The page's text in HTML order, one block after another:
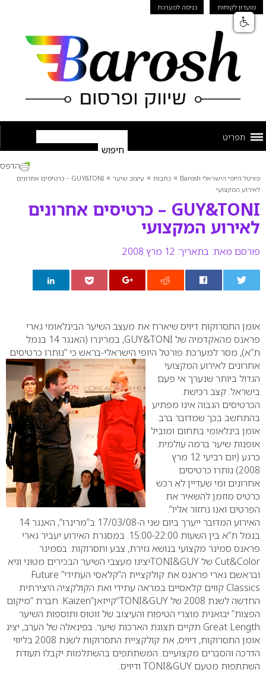
מועדון לקוחות כניסה למערכת
תפריט
פורטל היופי הישראלי Barosh » כתבות » עיצוב שיער »
GUY&TONI – כרטיסים אחרונים
לאירוע המקצועי
GUY&TONI – כרטיסים אחרונים
לאירוע המקצועי
פורסם מאת: בתאריך: 12 מרץ 2008
הדפס
אומן התסרוקות דיויס שיארח את מעצב השיער הבינלאומי גארי
פראנס מהאקדמיה של TONI
&
GUY
, במרינרו (האנגר 14 בנמל
ת”א), מסר למערכת פורטל היופי הישראלי-בראש כי “נותרו כרטיסים
אחרונים לאירוע המקצועי
הגדול ביותר שנערך אי פעם
בישראל. קצב רכישת
הכרטיסים הגבוה אינו מפתיע
בהתחשב בכך שמדובר ברב
אומן בינלאומי בתחום ומוביל
אופנות שיער ברמה עולמית.
כרגע (יום רביעי 12 מרץ
2008) נותרו כרטיסים
אחרונים ומי שעדיין לא רכש
כרטיס מוזמן להשאיר את
הפרטים ואנו נחזור אליו”.
האירוע המדובר ייערך ביום שני ה-17/03/08 ב”מרינרו”, האנגר 14
בנמל ת”א בין השעות 15:00-22:00. במסגרת האירוע יעביר גארי
פראנס סמינר מקצועי בנושא גזירת, צבע ותסרוקות. בסמינר
Cut&Color של TONI&GUY
יציגו מעצבי השיער הבכירים מטוני וגיא
ובראשם גארי פראנס את קולקציית ה”קלאסי העתידי” Future
Classics קווים קלאסיים במראה עתידי ואת הקולקציה היצירתית
החדשה לשנת 2008 של
TONI&GUY “קייזאן”Kaizen. חברת “מיקום
הפצות” יבואנית מוצרי הטיפוח והעיצוב של זוטוס ותוספות השיער
Great Length תקיים תצוגת הארכות שיער. בפינאלה של הערב, יציג
אומן התסרוקות, דיויס, את קולקציית התסרוקות לשנת 2008 בליווי
הדרכה והסברים מקצועיים. המשתתפים בהשתלמות יקבלו תעודת
השתתפות מטעם
TONI&GUY
ודיויס.